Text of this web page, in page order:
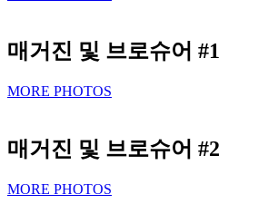
매거진 및 브로슈어 #1
MORE PHOTOS
매거진 및 브로슈어 #2
MORE PHOTOS